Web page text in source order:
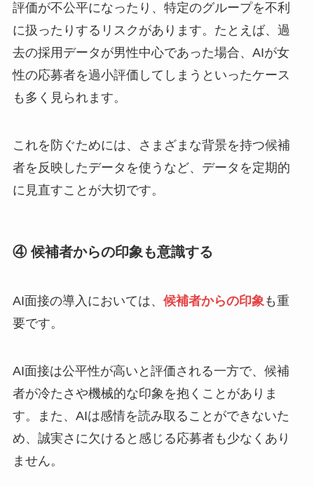
評価が不公平になったり、特定のグループを不利
に扱ったりするリスクがあります。たとえば、過
去の採用データが男性中心であった場合、AIが女
性の応募者を過小評価してしまうといったケース
も多く見られます。
これを防ぐためには、さまざまな背景を持つ候補
者を反映したデータを使うなど、データを定期的
に見直すことが大切です。
④ 候補者からの印象も意識する
AI面接の導入においては、 候補者からの印象 も重
要です。
AI面接は公平性が高いと評価される一方で、候補
者が冷たさや機械的な印象を抱くことがありま
す。また、AIは感情を読み取ることができないた
め、誠実さに欠けると感じる応募者も少なくあり
ません。